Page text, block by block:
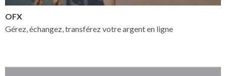
OFX
Gérez, échangez, transférez votre argent en ligne